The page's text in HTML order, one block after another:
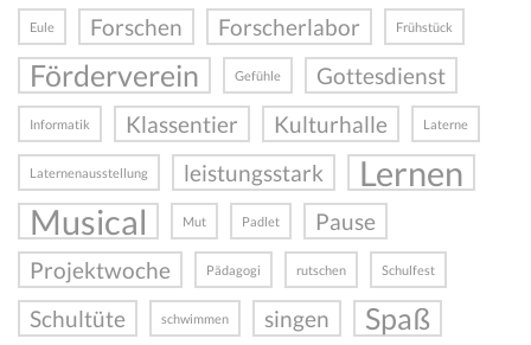
Eule Forschen Forscherlabor Frühstück
Förderverein Gefühle Gottesdienst
Informatik Klassentier Kulturhalle Laterne
Laternenausstellung leistungsstark
Lernen
Musical
Mut Padlet
Pause
Projektwoche
Pädagogi rutschen Schulfest
Schultüte schwimmen singen
Spaß